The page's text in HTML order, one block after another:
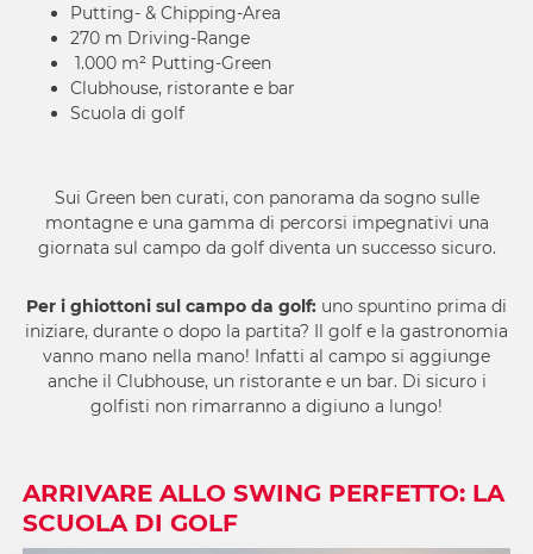
Putting- & Chipping-Area
270 m Driving-Range
1.000 m² Putting-Green
Clubhouse, ristorante e bar
Scuola di golf
Sui Green ben curati, con panorama da sogno sulle
montagne e una gamma di percorsi impegnativi una
giornata sul campo da golf diventa un successo sicuro.
Per i ghiottoni sul campo da golf: uno spuntino prima di
iniziare, durante o dopo la partita? Il golf e la gastronomia
vanno mano nella mano! Infatti al campo si aggiunge
anche il Clubhouse, un ristorante e un bar. Di sicuro i
golfisti non rimarranno a digiuno a lungo!
ARRIVARE ALLO SWING PERFETTO: LA
SCUOLA DI GOLF